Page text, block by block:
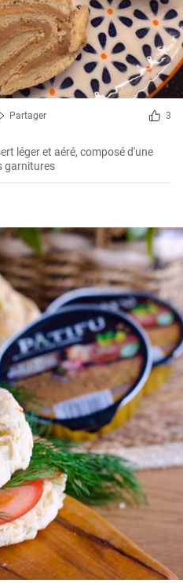
Partager 3
léger et aéré, composé d'une
garnitures